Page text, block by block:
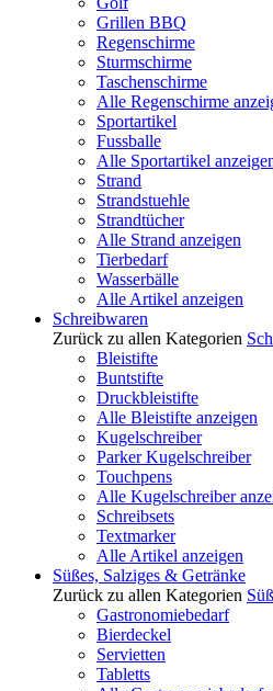
Grillen BBQ
Regenschirme
Sturmschirme
Taschenschirme
Alle Regenschirme
Sportartikel
Fussballe
Alle Sportartikel
Strand
Strandstuehle
Strandtücher
Alle Strand anzeigen
Tierbedarf
Wasserbälle
Alle Artikel anzeigen
Schreibwaren
Zurück zu allen Kategorien
Bleistifte
Buntstifte
Druckbleistifte
Alle Bleistifte anzeigen
Kugelschreiber
Parker Kugelschreiber
Touchpens
Alle Kugelschreiber
Schreibsets
Textmarker
Alle Artikel anzeigen
Süßes, Salziges & Getränke
Zurück zu allen Kategorien
Gastronomiebedarf
Bierdeckel
Servietten
Tabletts